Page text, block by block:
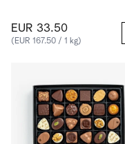
EUR 33.50
(EUR 167.50 / 1 kg)